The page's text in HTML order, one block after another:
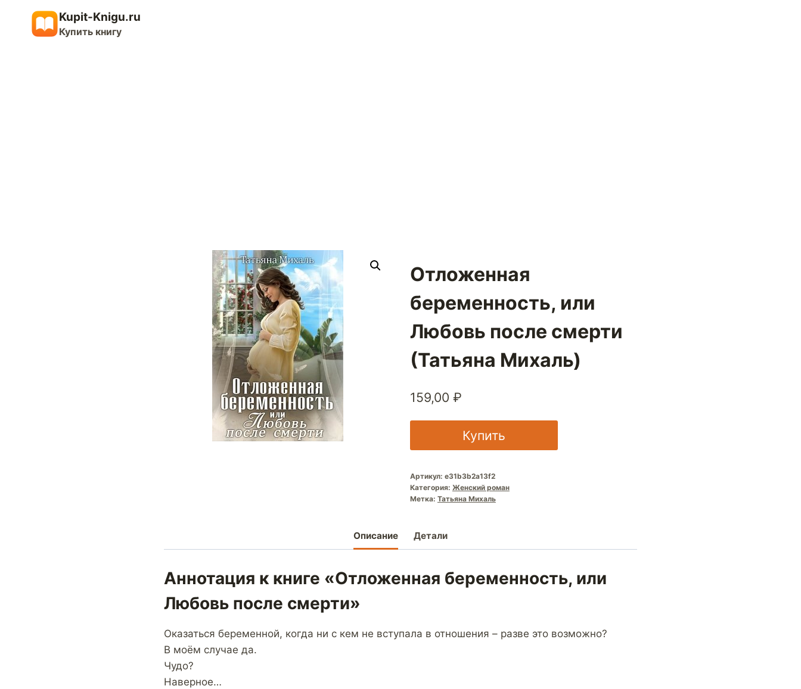
содержимому
Kupit-Knigu.ru
Купить книгу
Отложенная
беременность, или
Любовь после смерти
(Татьяна Михаль)
159,00 ₽
Купить
Артикул: e31b3b2a13f2
Категория: Женский роман
Метка: Татьяна Михаль
Описание Детали
Аннотация к книге «Отложенная беременность, или
Любовь после смерти»
Оказаться беременной, когда ни с кем не вступала в отношения – разве это возможно?
В моём случае да.
Чудо?
Наверное…